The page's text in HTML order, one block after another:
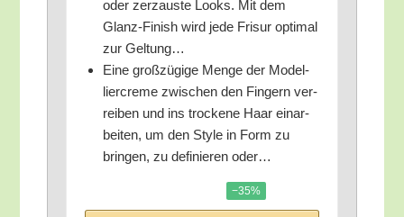
oder zer­zaus­te Looks. Mit dem
Glanz-Finish wird jede Fri­sur opti­mal
zur Geltung…
Eine groß­zü­gi­ge Men­ge der Model­
lier­creme zwi­schen den Fin­gern ver­
rei­ben und ins tro­cke­ne Haar ein­ar­
bei­ten, um den Style in Form zu
brin­gen, zu defi­nie­ren oder…
−35%